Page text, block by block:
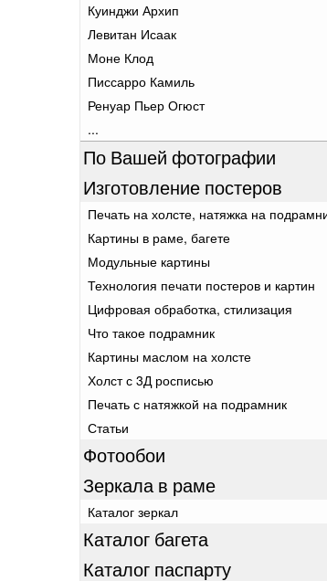
Куинджи Архип
Левитан Исаак
Моне Клод
Писсарро Камиль
Ренуар Пьер Огюст
...
По Вашей фотографии
Изготовление постеров
Печать на холсте, натяжка на
Картины в раме, багете
Модульные картины
Технология печати постеров и картин
Цифровая обработка, стилизация
Что такое подрамник
Картины маслом на холсте
Холст с 3Д росписью
Печать с натяжкой на подрамник
Статьи
Фотообои
Зеркала в раме
Каталог зеркал
Каталог багета
Каталог паспарту